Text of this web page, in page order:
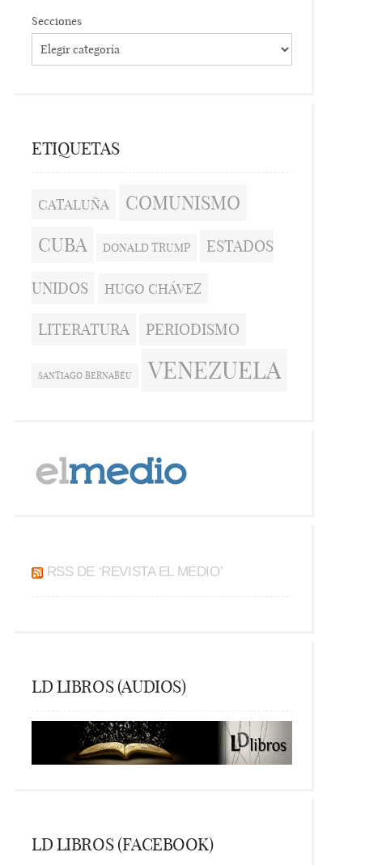
Secciones
ETIQUETAS
CATALUÑA
COMUNISMO
CUBA
DONALD TRUMP ESTADOS
UNIDOS HUGO CHÁVEZ
LITERATURA PERIODISMO
SANTIAGO BERNABÉU VENEZUELA
RSS DE ‘REVISTA EL MEDIO’
LD LIBROS (AUDIOS)
LD LIBROS (FACEBOOK)